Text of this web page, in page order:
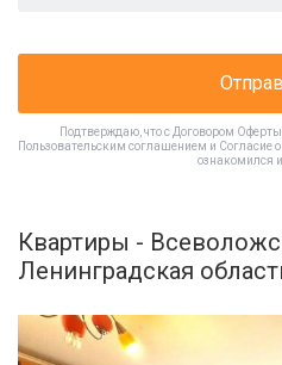
Подтверждаю, что с Договором Оферты
Пользовательским соглашением и Согласие
ознакомился
Квартиры -
Ленинградская